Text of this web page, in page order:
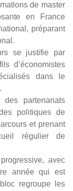
de master
en France
préparant
se justifie par
d’économistes
dans le
partenariats
politiques de
et prenant
régulier de
avec
année qui est
regroupe les